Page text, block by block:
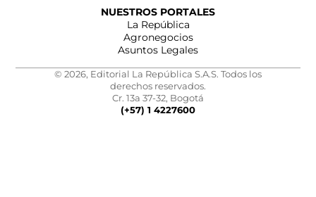
NUESTROS PORTALES
La República
Agronegocios
Asuntos Legales
© 2026, Editorial La República S.A.S. Todos los
derechos reservados.
Cr. 13a 37-32, Bogotá
(+57) 1 4227600